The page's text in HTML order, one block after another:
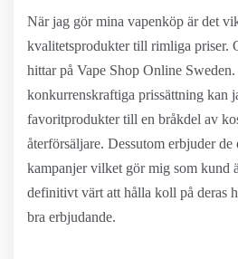
När jag gör mina vapenköp är det
kvalitetsprodukter till rimliga priser.
hittar på Vape Shop Online
konkurrenskraftiga prissättning kan
favoritprodukter till en bråkdel av
återförsäljare. Dessutom erbjuder de
kampanjer vilket gör mig som kund
definitivt värt att hålla koll på deras
bra erbjudande.